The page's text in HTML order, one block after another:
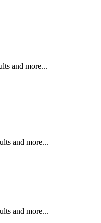
and more...
and more...
and more...